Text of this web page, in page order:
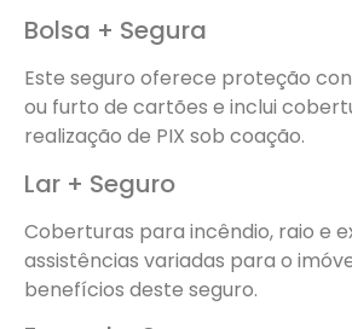
Bolsa + Segura
Este seguro oferece proteção
ou furto de cartões e inclui
realização de PIX sob coação.
Lar + Seguro
Coberturas para incêndio, raio e
assistências variadas para o
benefícios deste seguro.